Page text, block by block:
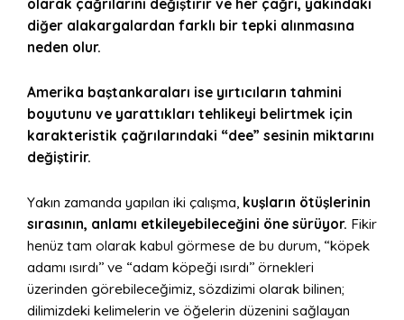
olarak çağrılarını değiştirir ve her çağrı, yakındaki
diğer alakargalardan farklı bir tepki alınmasına
neden olur.
Amerika baştankaraları ise yırtıcıların tahmini
boyutunu ve yarattıkları tehlikeyi belirtmek için
karakteristik çağrılarındaki “dee” sesinin miktarını
değiştirir.
Yakın zamanda yapılan iki çalışma, kuşların ötüşlerinin
sırasının, anlamı etkileyebileceğini öne sürüyor. Fikir
henüz tam olarak kabul görmese de bu durum, “köpek
adamı ısırdı’’ ve “adam köpeği ısırdı’’ örnekleri
üzerinden görebileceğimiz, sözdizimi olarak bilinen;
dilimizdeki kelimelerin ve öğelerin düzenini sağlayan